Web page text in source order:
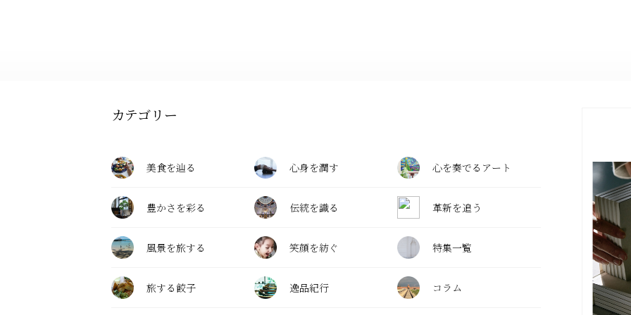
カテゴリー
美食を辿る 心身を潤す 心を奏でるアート
豊かさを彩る 伝統を識る 革新を追う
風景を旅する 笑顔を紡ぐ 特集一覧
旅する餃子 逸品紀行 コラム